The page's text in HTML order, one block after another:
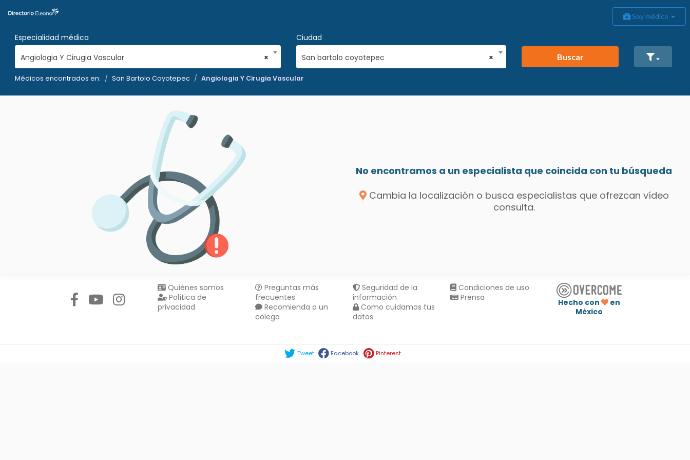
Soy médico
Especialidad médica
×
Angiologia Y Cirugia Vascular
Ciudad
×
San bartolo coyotepec Buscar
Médicos encontrados en: San Bartolo Coyotepec Angiologia Y Cirugia Vascular
No encontramos a un especialista que coincida con tu búsqueda
Cambia la localización o busca especialistas que ofrezcan vídeo
consulta.
Quiénes somos
Política de
privacidad
Preguntas más
frecuentes
Recomienda a un
colega
Seguridad de la
información
Como cuidamos tus
datos
Condiciones de uso
Prensa
Hecho con
en
México
Tweet Facebook Pinterest